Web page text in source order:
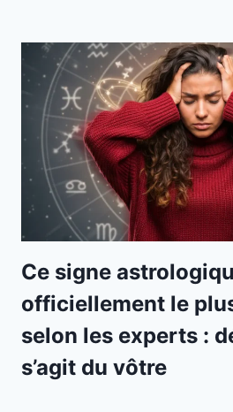
Ce signe
officiellement le
selon les experts :
s’agit du vôtre